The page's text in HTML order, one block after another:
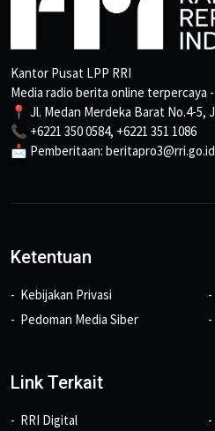
Kantor Pusat LPP RRI
Media radio berita online terpercaya -
📍 Jl. Medan Merdeka Barat No.4-5,
📞 +6221 350 0584, +6221 351 1086
📩 Pemberitaan: beritapro3@rri.go.id
Ketentuan
Kebijakan Privasi
Pedoman Media Siber
Link Terkait
RRI Digital